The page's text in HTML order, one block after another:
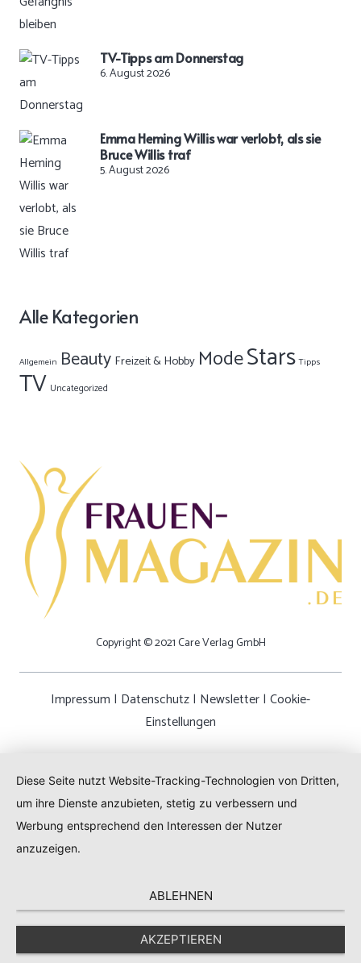
TV-Tipps am Donnerstag
6. August 2026
Emma Heming Willis war verlobt, als sie
Bruce Willis traf
5. August 2026
Alle Kategorien
Allgemein Beauty Freizeit & Hobby ModeStars Tipps
TV Uncategorized
Copyright © 2021 Care Verlag GmbH
Impressum | Datenschutz| Newsletter| Cookie-
Einstellungen
Diese Seite nutzt Website-Tracking-Technologien von Dritten,
um ihre Dienste anzubieten, stetig zu verbessern und
Werbung entsprechend den Interessen der Nutzer
anzuzeigen.
ABLEHNEN
AKZEPTIEREN